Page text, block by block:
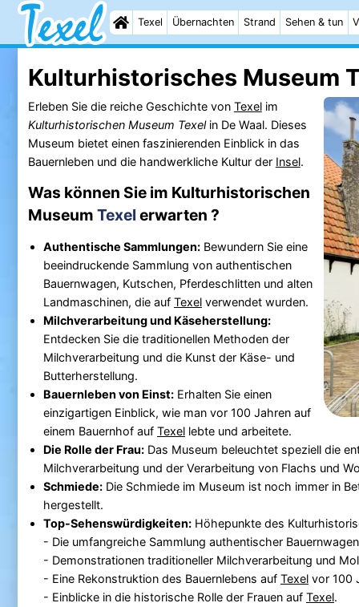
Texel Übernachten Strand Sehen & tun
Kulturhistorisches Museum
Erleben Sie die reiche Geschichte von Texelim
Kulturhistorischen Museum Texelin De Waal. Dieses
Museum bietet einen faszinierenden Einblick in das
Bauernleben und die handwerkliche Kultur der Insel.
Was können Sie im Kulturhistorischen
Museum Texel erwarten ?
Authentische Sammlungen:Bewundern Sie eine
beeindruckende Sammlung von authentischen
Bauernwagen, Kutschen, Pferdeschlitten und alten
Landmaschinen, die auf Texelverwendet wurden.
Milchverarbeitung und Käseherstellung:
Entdecken Sie die traditionellen Methoden der
Milchverarbeitung und die Kunst der Käse- und
Butterherstellung.
Bauernleben von Einst:Erhalten Sie einen
einzigartigen Einblick, wie man vor 100 Jahren auf
einem Bauernhof auf Texellebte und arbeitete.
Die Rolle der Frau:Das Museum beleuchtet speziell die
Milchverarbeitung und der Verarbeitung von Flachs und
Schmiede:Die Schmiede im Museum ist noch immer in
hergestellt.
Top-Sehenswürdigkeiten:Höhepunkte des
- Die umfangreiche Sammlung authentischer
- Demonstrationen traditioneller Milchverarbeitung und
- Eine Rekonstruktion des Bauernlebens auf Texelvor 100
- Einblicke in die historische Rolle der Frauen auf Texel.